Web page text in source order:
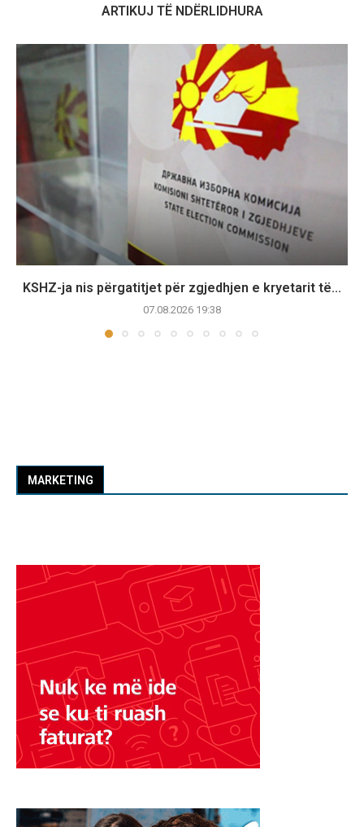
ARTIKUJ TË NDËRLIDHURA
KSHZ-ja nis përgatitjet për zgjedhjen e kryetarit të...
07.08.2026 19:38
MARKETING